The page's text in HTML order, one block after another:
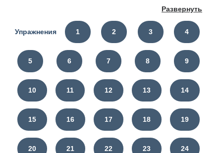
Развернуть
Упражнения 1 2 3 4
5 6 7 8 9
10 11 12 13 14
15 16 17 18 19
20 21 22 23 24